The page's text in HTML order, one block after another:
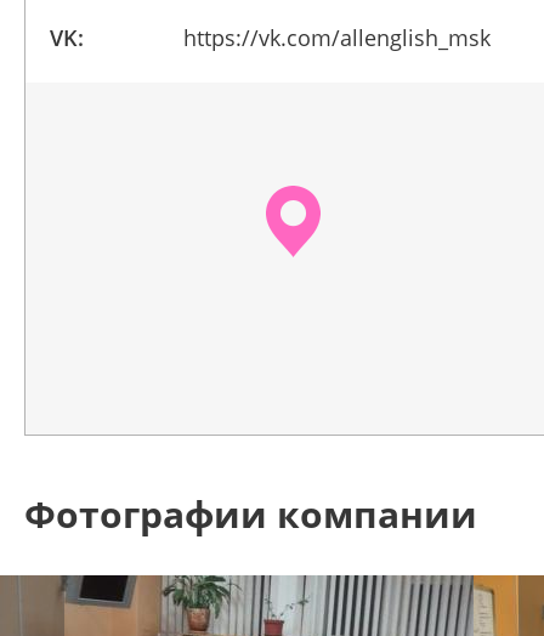
VK:
https://vk.com/allenglish_msk
Фотографии компании